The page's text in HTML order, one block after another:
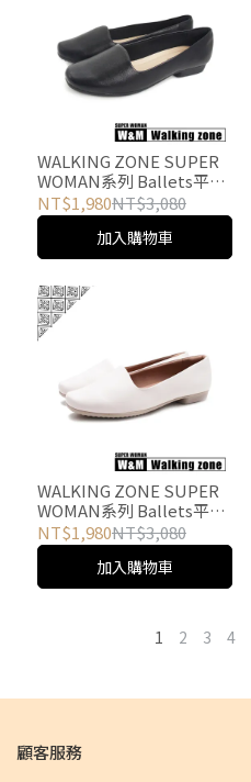
WALKING ZONE SUPER
WOMAN系列 Ballets平底
鞋 女鞋-全黑膚色墊款
NT$1,980NT$3,080
加入購物車
WALKING ZONE SUPER
WOMAN系列 Ballets平底
鞋 女鞋-白
NT$1,980NT$3,080
加入購物車
1 2 3 4
顧客服務